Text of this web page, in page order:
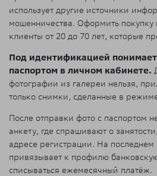
использует другие источники
мошенничества. Оформить покупку
клиенты от 20 до 70 лет, которые
Под идентификацией
паспортом в личном кабинете.
фотографии из галереи нельзя,
только снимки, сделанные в
После отправки фото с паспортом
анкету, где спрашивают о
адресе регистрации. На последнем
привязывает к профилю
списываться ежемесячный платёж.